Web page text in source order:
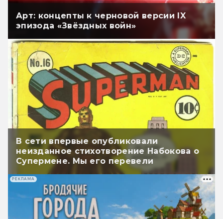
Арт: концепты к черновой версии IX
эпизода «Звёздных войн»
В сети впервые опубликовали
неизданное стихотворение Набокова о
Супермене. Мы его перевели
РЕКЛАМА